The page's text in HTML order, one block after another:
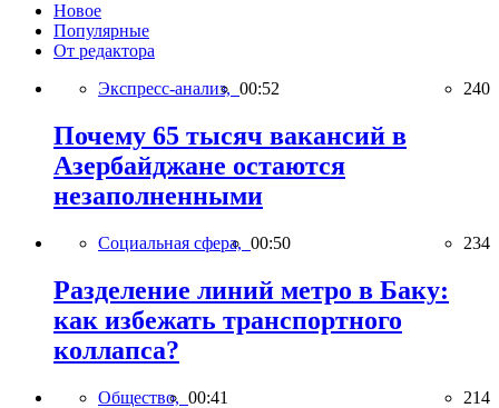
Новое
Популярные
От редактора
Экспресс-анализ, 00:52 240
Почему 65 тысяч вакансий в
Азербайджане остаются
незаполненными
Социальная сфера, 00:50 234
Разделение линий метро в Баку:
как избежать транспортного
коллапса?
Общество, 00:41 214